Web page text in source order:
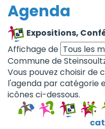
Agenda
Expositions,
Affichage de
Commune de
Vous pouvez choisir de
l'agenda par catégorie
icônes ci-dessous.